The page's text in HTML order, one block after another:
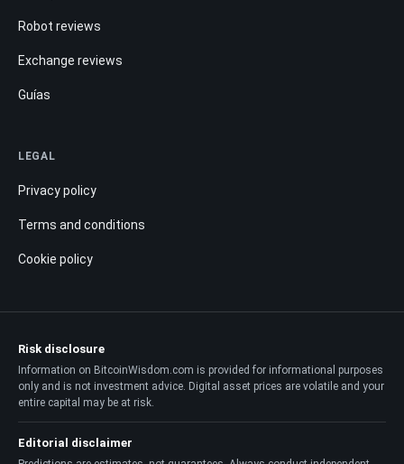
Robot reviews
Exchange reviews
Guías
LEGAL
Privacy policy
Terms and conditions
Cookie policy
Risk disclosure
Information on BitcoinWisdom.com is provided for informational purposes
only and is not investment advice. Digital asset prices are volatile and your
entire capital may be at risk.
Editorial disclaimer